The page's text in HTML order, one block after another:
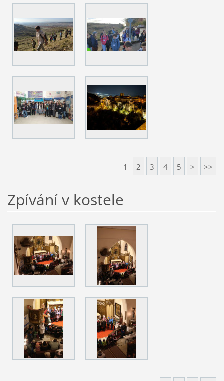
1 2 3 4 5 > >>
Zpívání v kostele